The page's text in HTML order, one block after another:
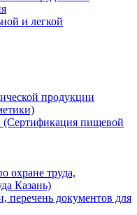
и легкой
продукции
пищевой
охране труда,
Казань)
перечень документов для